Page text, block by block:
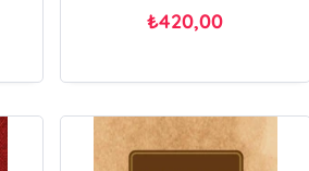
₺420,00